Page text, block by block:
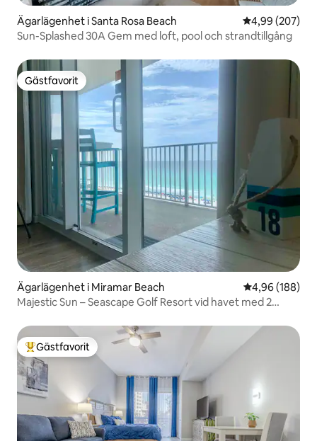
Ägarlägenhet i Santa Rosa Beach 4,99 av 5 i
4,99 (207)
Sun-Splashed 30A Gem med loft, pool och strandtillgång
Gästfavorit
Gästfavorit
Ägarlägenhet i Miramar Beach 4,96 av 5 i
4,96 (188)
Majestic Sun – Seascape Golf Resort vid havet med 2
Populär gästfavorit
Gästfavorit